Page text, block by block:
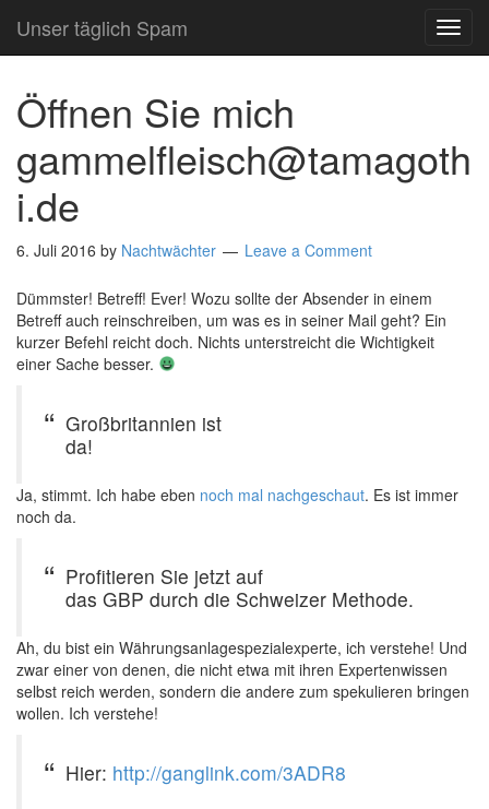
Unser täglich Spam
Öffnen Sie mich
gammelfleisch@tamagoth
i.de
6. Juli 2016 by Nachtwächter Leave a Comment
Dümmster! Betreff! Ever! Wozu sollte der Absender in einem
Betreff auch reinschreiben, um was es in seiner Mail geht? Ein
kurzer Befehl reicht doch. Nichts unterstreicht die Wichtigkeit
einer Sache besser.
Großbritannien ist
da!
Ja, stimmt. Ich habe eben noch mal nachgeschaut. Es ist immer
noch da.
Profitieren Sie jetzt auf
das GBP durch die Schweizer Methode.
Ah, du bist ein Währungsanlagespezialexperte, ich verstehe! Und
zwar einer von denen, die nicht etwa mit ihren Expertenwissen
selbst reich werden, sondern die andere zum spekulieren bringen
wollen. Ich verstehe!
Hier: http://ganglink.com/3ADR8